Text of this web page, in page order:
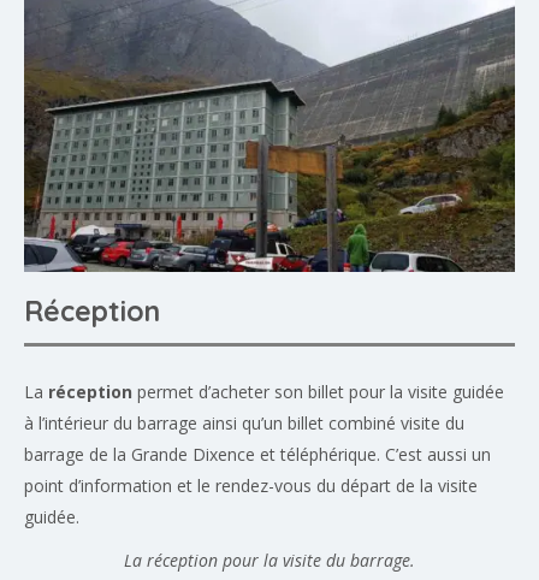
Réception
La réception permet d’acheter son billet pour la visite guidée
à l’intérieur du barrage ainsi qu’un billet combiné visite du
barrage de la Grande Dixence et téléphérique. C’est aussi un
point d’information et le rendez-vous du départ de la visite
guidée.
La réception pour la visite du barrage.